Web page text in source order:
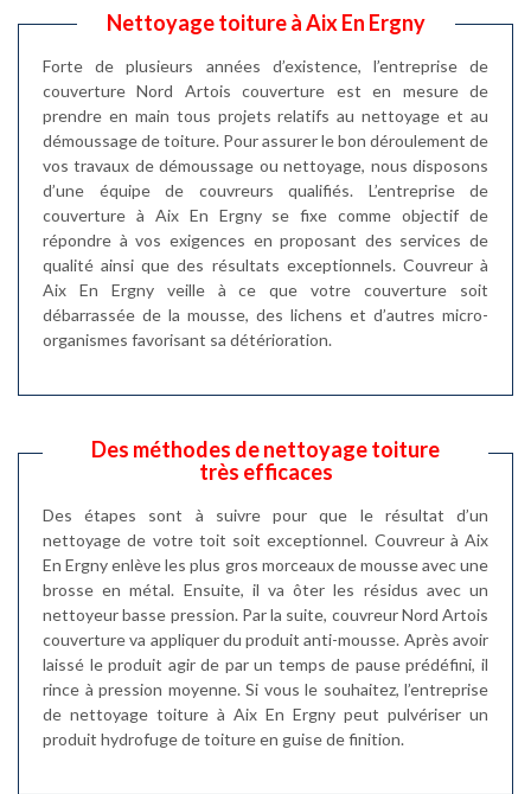
Nettoyage toiture à Aix En Ergny
Forte de plusieurs années d’existence, l’entreprise de
couverture Nord Artois couverture est en mesure de
prendre en main tous projets relatifs au nettoyage et au
démoussage de toiture. Pour assurer le bon déroulement de
vos travaux de démoussage ou nettoyage, nous disposons
d’une équipe de couvreurs qualifiés. L’entreprise de
couverture à Aix En Ergny se fixe comme objectif de
répondre à vos exigences en proposant des services de
qualité ainsi que des résultats exceptionnels. Couvreur à
Aix En Ergny veille à ce que votre couverture soit
débarrassée de la mousse, des lichens et d’autres micro-
organismes favorisant sa détérioration.
Des méthodes de nettoyage toiture
très efficaces
Des étapes sont à suivre pour que le résultat d’un
nettoyage de votre toit soit exceptionnel. Couvreur à Aix
En Ergny enlève les plus gros morceaux de mousse avec une
brosse en métal. Ensuite, il va ôter les résidus avec un
nettoyeur basse pression. Par la suite, couvreur Nord Artois
couverture va appliquer du produit anti-mousse. Après avoir
laissé le produit agir de par un temps de pause prédéfini, il
rince à pression moyenne. Si vous le souhaitez, l’entreprise
de nettoyage toiture à Aix En Ergny peut pulvériser un
produit hydrofuge de toiture en guise de finition.